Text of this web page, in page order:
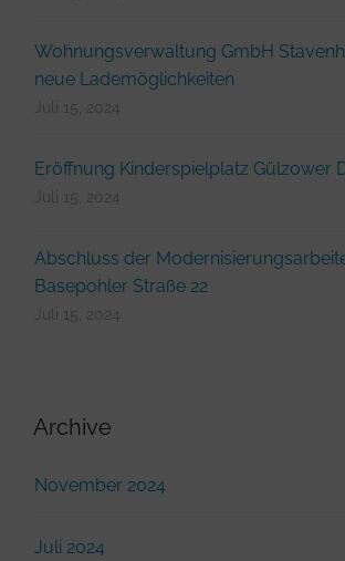
Wohnungsverwaltung GmbH
neue Lademöglichkeiten
Juli 15, 2024
Eröffnung Kinderspielplatz Gülzower
Juli 15, 2024
Abschluss der
Basepohler Straße 22
Juli 15, 2024
Archive
November 2024
Juli 2024